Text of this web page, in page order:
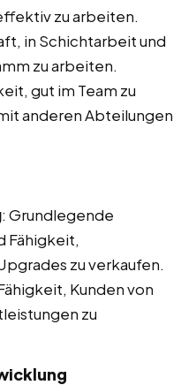
zu arbeiten.
in Schichtarbeit und
zu arbeiten.
gut im Team zu
anderen Abteilungen
: Grundlegende
Fähigkeit,
zu verkaufen.
Kunden von
zu